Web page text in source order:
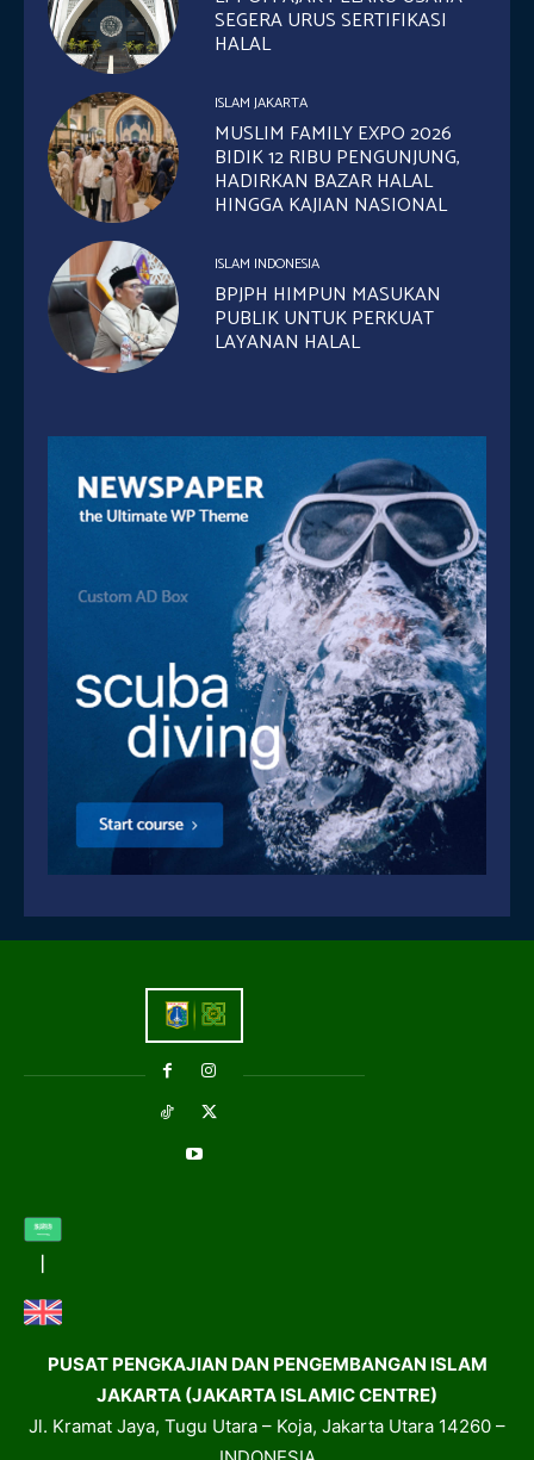
SEGERA URUS SERTIFIKASI
HALAL
ISLAM JAKARTA
MUSLIM FAMILY EXPO 2026
BIDIK 12 RIBU PENGUNJUNG,
HADIRKAN BAZAR HALAL
HINGGA KAJIAN NASIONAL
ISLAM INDONESIA
BPJPH HIMPUN MASUKAN
PUBLIK UNTUK PERKUAT
LAYANAN HALAL
PUSAT PENGKAJIAN DAN PENGEMBANGAN ISLAM
JAKARTA (JAKARTA ISLAMIC CENTRE)
Jl. Kramat Jaya, Tugu Utara – Koja, Jakarta Utara 14260 –